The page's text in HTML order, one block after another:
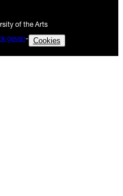
of the Arts
geven- Cookies